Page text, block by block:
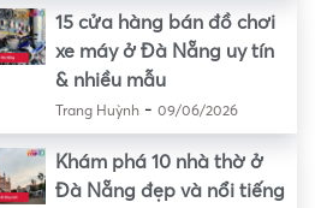
15 cửa hàng bán đồ chơi
xe máy ở Đà Nẵng uy tín
& nhiều mẫu
Trang Huỳnh- 09/06/2026
Khám phá 10 nhà thờ ở
Đà Nẵng đẹp và nổi tiếng